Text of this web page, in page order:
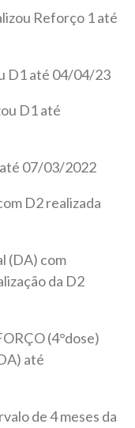
Reforço 1 até
D1 até 04/04/23
D1 até
07/03/2022
D2 realizada
(DA) com
da D2
(4°dose)
até
de 4 meses da